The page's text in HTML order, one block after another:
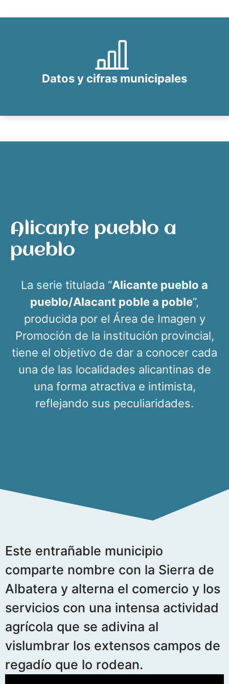
Datos y cifras municipales
Alicante pueblo a
pueblo
La serie titulada “Alicante pueblo a
pueblo/Alacant poble a poble”,
producida por el Área de Imagen y
Promoción de la institución provincial,
tiene el objetivo de dar a conocer cada
una de las localidades alicantinas de
una forma atractiva e intimista,
reflejando sus peculiaridades.
Este entrañable municipio
comparte nombre con la Sierra de
Albatera y alterna el comercio y los
servicios con una intensa actividad
agrícola que se adivina al
vislumbrar los extensos campos de
regadío que lo rodean.